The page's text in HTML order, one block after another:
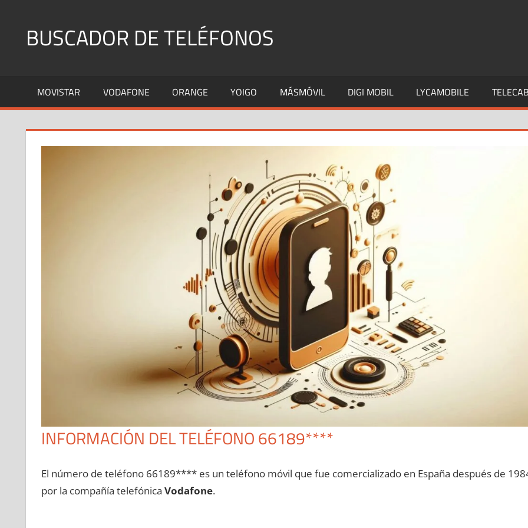
contenidoBUSCADOR DE TELÉFONOS
Fijos
y
MOVISTAR VODAFONE ORANGE YOIGO MÁSMÓVIL DIGI MOBIL LYCAMOBILE
INFORMACIÓN DEL TELÉFONO 66189****
El número dе teléfono 66189**** es un teléfono móvil quе fue comercializado en España después dе
pοr la compañía telefónica Vodafone.